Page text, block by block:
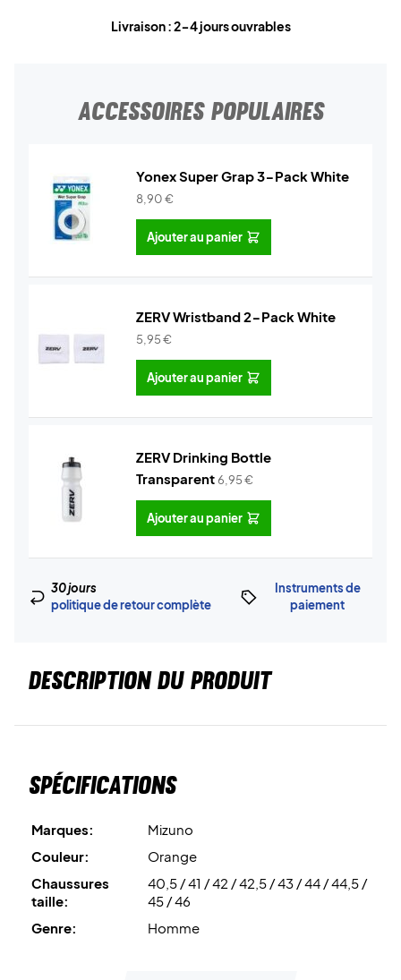
Livraison : 2-4 jours ouvrables
ACCESSOIRES POPULAIRES
Yonex Super Grap 3-Pack White
8,90€
Ajouter au panier
ZERV Wristband 2-Pack White
5,95€
Ajouter au panier
ZERV Drinking Bottle
Transparent6,95€
Ajouter au panier
30 jours
politique de retour complète
Instruments de
paiement
DESCRIPTION DU PRODUIT
Spécifications
Marques:
Mizuno
Couleur:
Orange
Chaussures
taille:
40,5 / 41 / 42 / 42,5 / 43 / 44 / 44,5 /
45 / 46
Genre:
Homme